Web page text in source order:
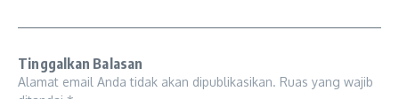
Tinggalkan Balasan
Alamat email Anda tidak akan dipublikasikan. Ruas yang wajib